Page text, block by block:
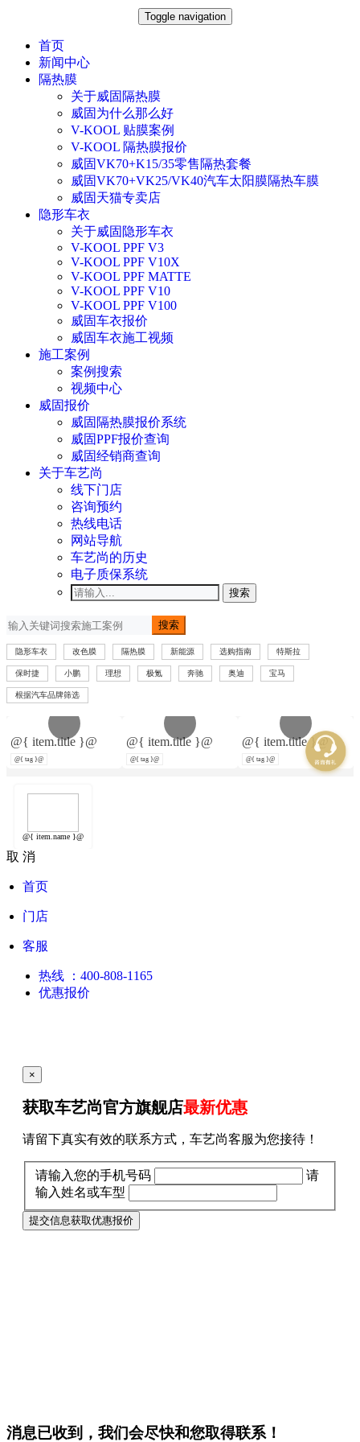
Toggle navigation
首页
新闻中心
隔热膜
关于威固隔热膜
威固为什么那么好
V-KOOL 贴膜案例
V-KOOL 隔热膜报价
威固VK70+K15/35零售隔热套餐
威固VK70+VK25/VK40汽车太阳膜隔热车膜
威固天猫专卖店
隐形车衣
关于威固隐形车衣
V-KOOL PPF V3
V-KOOL PPF V10X
V-KOOL PPF MATTE
V-KOOL PPF V10
V-KOOL PPF V100
威固车衣报价
威固车衣施工视频
施工案例
案例搜索
视频中心
威固报价
威固隔热膜报价系统
威固PPF报价查询
威固经销商查询
关于车艺尚
线下门店
咨询预约
热线电话
网站导航
车艺尚的历史
电子质保系统
搜索
搜索
隐形车衣 改色膜 隔热膜 新能源 选购指南 特斯拉
保时捷 小鹏 理想 极氪 奔驰 奥迪 宝马
根据汽车品牌筛选
@{ item.title }@
@{ tag }@
@{ item.title }@
@{ tag }@
@{ item.title }@
@{ tag }@
@{ item.name }@
取 消
首页
门店
客服
热线
：400-808-1165
优惠报价
×
获取车艺尚官方旗舰店最新优惠
请留下真实有效的联系方式，车艺尚客服为您接待！
请输入您的手机号码
请
输入姓名或车型
提交信息获取优惠报价
消息已收到，我们会尽快和您取得联系！